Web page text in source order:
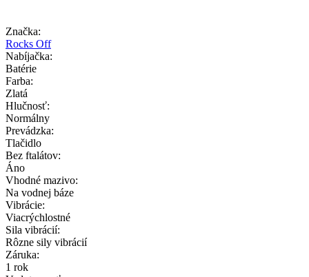
Značka:
Rocks Off
Nabíjačka:
Batérie
Farba:
Zlatá
Hlučnosť:
Normálny
Prevádzka:
Tlačidlo
Bez ftalátov:
Áno
Vhodné mazivo:
Na vodnej báze
Vibrácie:
Viacrýchlostné
Sila vibrácií:
Rôzne sily vibrácií
Záruka:
1 rok